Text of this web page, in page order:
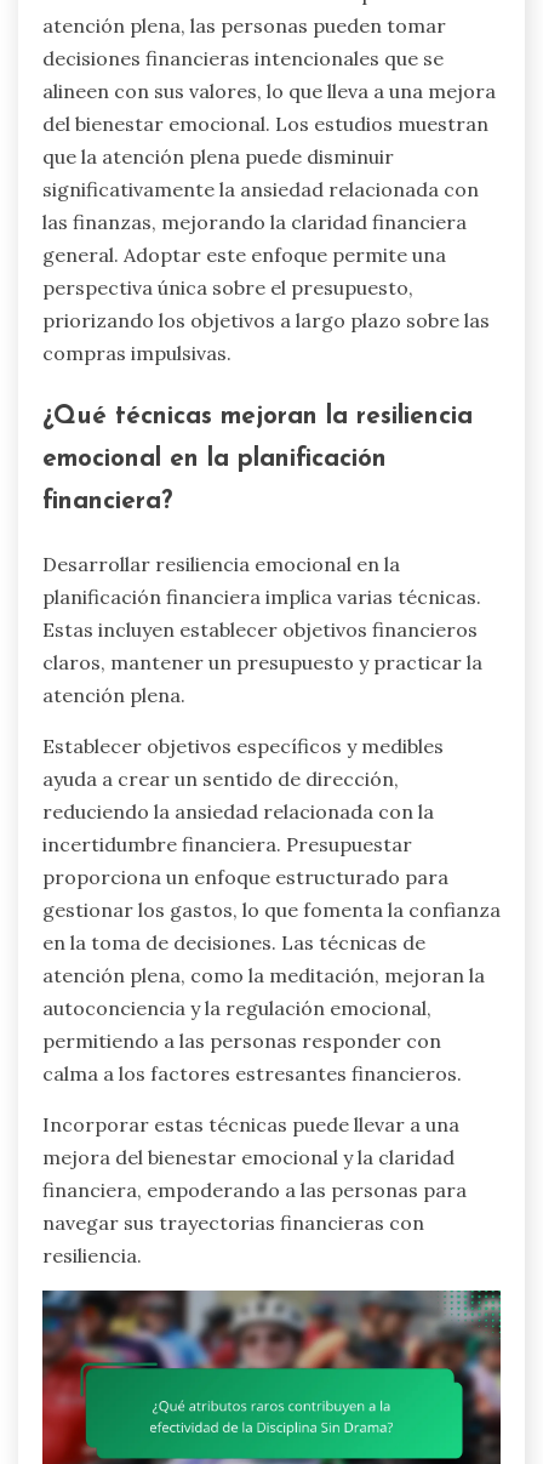
atención plena, las personas pueden tomar
decisiones financieras intencionales que se
alineen con sus valores, lo que lleva a una mejora
del bienestar emocional. Los estudios muestran
que la atención plena puede disminuir
significativamente la ansiedad relacionada con
las finanzas, mejorando la claridad financiera
general. Adoptar este enfoque permite una
perspectiva única sobre el presupuesto,
priorizando los objetivos a largo plazo sobre las
compras impulsivas.
¿Qué técnicas mejoran la resiliencia
emocional en la planificación
financiera?
Desarrollar resiliencia emocional en la
planificación financiera implica varias técnicas.
Estas incluyen establecer objetivos financieros
claros, mantener un presupuesto y practicar la
atención plena.
Establecer objetivos específicos y medibles
ayuda a crear un sentido de dirección,
reduciendo la ansiedad relacionada con la
incertidumbre financiera. Presupuestar
proporciona un enfoque estructurado para
gestionar los gastos, lo que fomenta la confianza
en la toma de decisiones. Las técnicas de
atención plena, como la meditación, mejoran la
autoconciencia y la regulación emocional,
permitiendo a las personas responder con
calma a los factores estresantes financieros.
Incorporar estas técnicas puede llevar a una
mejora del bienestar emocional y la claridad
financiera, empoderando a las personas para
navegar sus trayectorias financieras con
resiliencia.